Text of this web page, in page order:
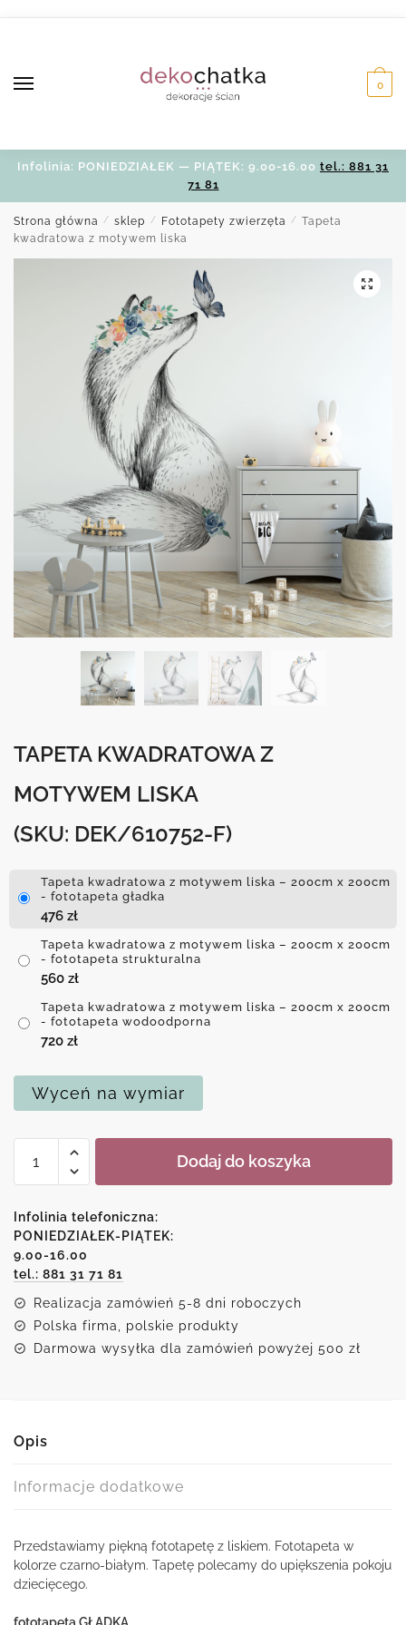
0
Infolinia: PONIEDZIAŁEK — PIĄTEK: 9.00-16.00 tel.: 881 31
71 81
Strona główna / sklep / Fototapety zwierzęta / Tapeta
kwadratowa z motywem liska
TAPETA KWADRATOWA Z
MOTYWEM LISKA
(SKU: DEK/610752-F)
Tapeta kwadratowa z motywem liska – 200cm x 200cm
- fototapeta gładka
476 zł
Tapeta kwadratowa z motywem liska – 200cm x 200cm
- fototapeta strukturalna
560 zł
Tapeta kwadratowa z motywem liska – 200cm x 200cm
- fototapeta wodoodporna
720 zł
Wyceń na wymiar
Tapeta
z
motywem
liska
Dodaj do koszyka
Infolinia telefoniczna:
PONIEDZIAŁEK-PIĄTEK:
9.00-16.00
tel.: 881 31 71 81
Realizacja zamówień 5-8 dni roboczych
Polska firma, polskie produkty
Darmowa wysyłka dla zamówień powyżej 500 zł
Opis
Informacje dodatkowe
Przedstawiamy piękną fototapetę z liskiem. Fototapeta w
kolorze czarno-białym. Tapetę polecamy do upiększenia pokoju
dziecięcego.